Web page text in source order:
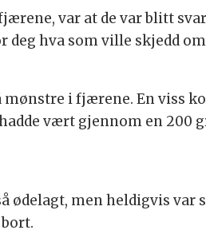
var at de var blitt
hva som ville skjedd
mønstre i fjærene. En viss
vært gjennom en 200
ødelagt, men heldigvis